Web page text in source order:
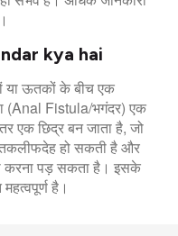
kya hai
या ऊतकों के बीच एक
(Anal Fistula/भगंदर) एक
एक छिद्र बन जाता है, जो
हो सकती है और
करना पड़ सकता है। इसके
है।